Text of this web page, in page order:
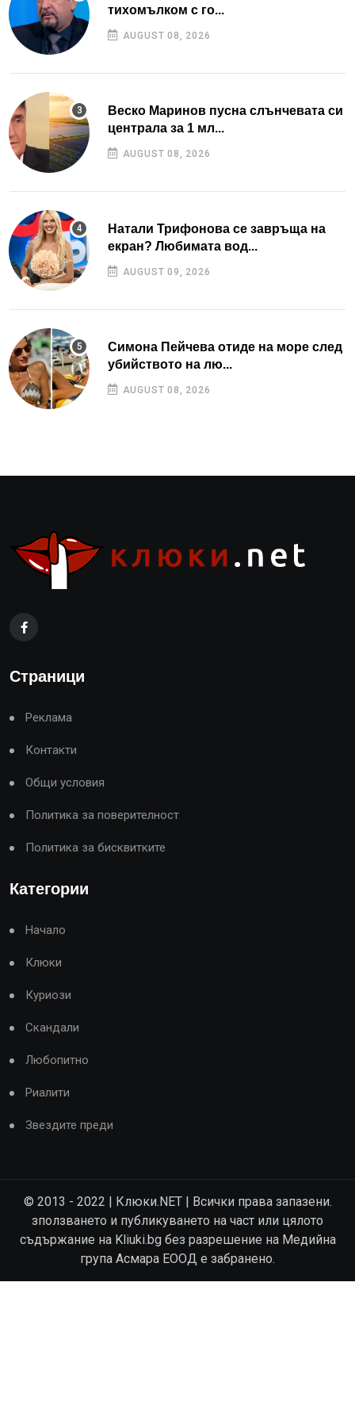
тихомълком с го...
AUGUST 08, 2026
Веско Маринов пусна слънчевата си
централа за 1 мл...
AUGUST 08, 2026
Натали Трифонова се завръща на
екран? Любимата вод...
AUGUST 09, 2026
Симона Пейчева отиде на море след
убийството на лю...
AUGUST 08, 2026
Страници
Реклама
Контакти
Общи условия
Политика за поверителност
Политика за бисквитките
Категории
Начало
Клюки
Куриози
Скандали
Любопитно
Риалити
Звездите преди
© 2013 - 2022 | Клюки.NET | Всички права запазени.
зползването и публикуването на част или цялото
съдържание на Kliuki.bg без разрешение на Медийна
група Асмара ЕООД е забранено.